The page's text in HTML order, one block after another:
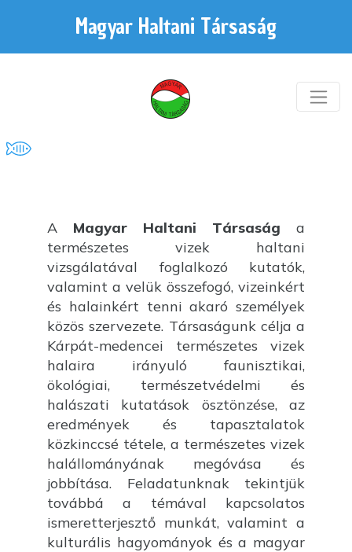
Magyar Haltani Társaság
A Magyar Haltani Társaság a
természetes vizek haltani
vizsgálatával foglalkozó kutatók,
valamint a velük összefogó, vizeinkért
és halainkért tenni akaró személyek
közös szervezete. Társaságunk célja a
Kárpát-medencei természetes vizek
halaira irányuló faunisztikai,
ökológiai, természetvédelmi és
halászati kutatások ösztönzése, az
eredmények és tapasztalatok
közkinccsé tétele, a természetes vizek
halállományának megóvása és
jobbítása. Feladatunknak tekintjük
továbbá a témával kapcsolatos
ismeretterjesztő munkát, valamint a
kulturális hagyományok és a magyar